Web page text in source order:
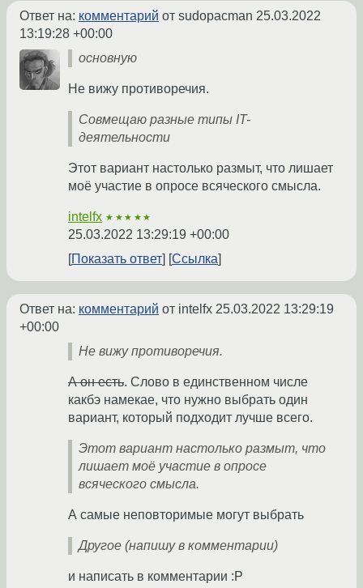
Ответ на: комментарий от sudopacman 25.03.2022
13:19:28 +00:00
основную
Не вижу противоречия.
Совмещаю разные типы IT-
деятельности
Этот вариант настолько размыт, что лишает
моё участие в опросе всяческого смысла.
intelfx ★★★★★
25.03.2022 13:29:19 +00:00
Показать ответ
Ссылка
Ответ на: комментарий от intelfx 25.03.2022 13:29:19
+00:00
Не вижу противоречия.
А он есть. Слово в единственном числе
какбэ намекае, что нужно выбрать один
вариант, который подходит лучше всего.
Этот вариант настолько размыт, что
лишает моё участие в опросе
всяческого смысла.
А самые неповторимые могут выбрать
Другое (напишу в комментарии)
и написать в комментарии :P